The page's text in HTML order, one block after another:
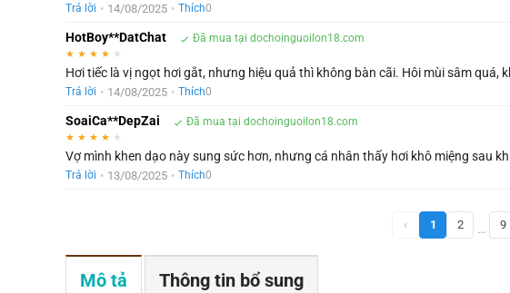
Trả lời • 14/08/2025 • Thích0
HotBoy**DatChat Đã mua tại dochoinguoilon18.com
★ ★ ★ ★ ★
Hơi tiếc là vị ngọt hơi gắt, nhưng hiệu quả thì không bàn cãi. Hôi mùi sâm
Trả lời • 14/08/2025 • Thích0
SoaiCa**DepZai Đã mua tại dochoinguoilon18.com
★ ★ ★ ★ ★
Vợ mình khen dạo này sung sức hơn, nhưng cá nhân thấy hơi khô miệng sau
Trả lời • 13/08/2025 • Thích0
‹ 1 2 … 9
Mô tả Thông tin bổ sung